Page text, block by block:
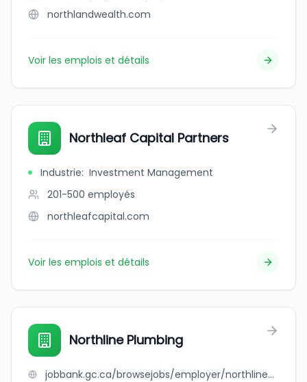
northlandwealth.com
Voir les emplois et détails
Northleaf Capital Partners
Industrie: Investment Management
201-500 employés
northleafcapital.com
Voir les emplois et détails
Northline Plumbing
jobbank.gc.ca/browsejobs/employer/northline+plumbing/ca